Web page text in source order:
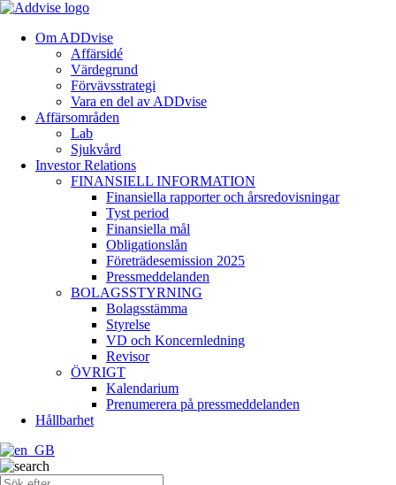
Om ADDvise
Affärsidé
Värdegrund
Förvävsstrategi
Vara en del av ADDvise
Affärsområden
Lab
Sjukvård
Investor Relations
FINANSIELL INFORMATION
Finansiella rapporter och årsredovisningar
Tyst period
Finansiella mål
Obligationslån
Företrädesemission 2025
Pressmeddelanden
BOLAGSSTYRNING
Bolagsstämma
Styrelse
VD och Koncernledning
Revisor
ÖVRIGT
Kalendarium
Prenumerera på pressmeddelanden
Hållbarhet